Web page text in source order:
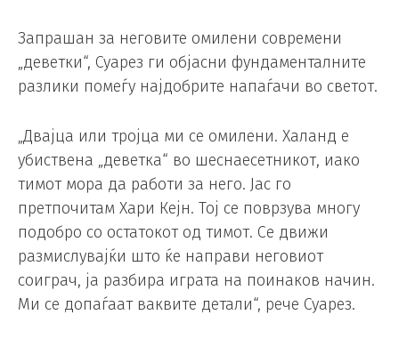
Запрашан за неговите омилени современи
„деветки“, Суарез ги објасни фундаменталните
разлики помеѓу најдобрите напаѓачи во светот.
„Двајца или тројца ми се омилени. Халанд е
убиствена „деветка“ во шеснаесетникот, иако
тимот мора да работи за него. Јас го
претпочитам Хари Кејн. Тој се поврзува многу
подобро со остатокот од тимот. Се движи
размислувајќи што ќе направи неговиот
соиграч, ја разбира играта на поинаков начин.
Ми се допаѓаат ваквите детали“, рече Суарез.